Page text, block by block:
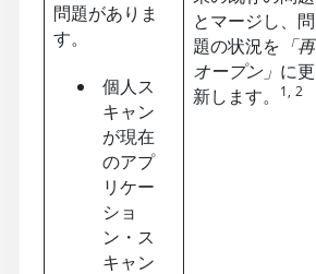
問題がありま
す。
個人ス
キャン
が現在
のアプ
リケー
ショ
ン・ス
キャン
とマージし、問
題の状況を 「再
オープン」 に更
新します。
1, 2